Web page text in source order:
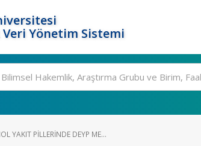
Yönetim Sistemi
YAKIT PILLERINDE DEYP ME...